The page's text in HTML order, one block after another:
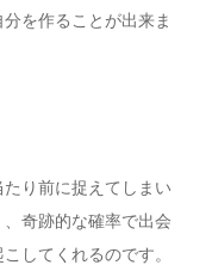
を作ることが出来ま
り前に捉えてしまい
奇跡的な確率で出会
してくれるのです。